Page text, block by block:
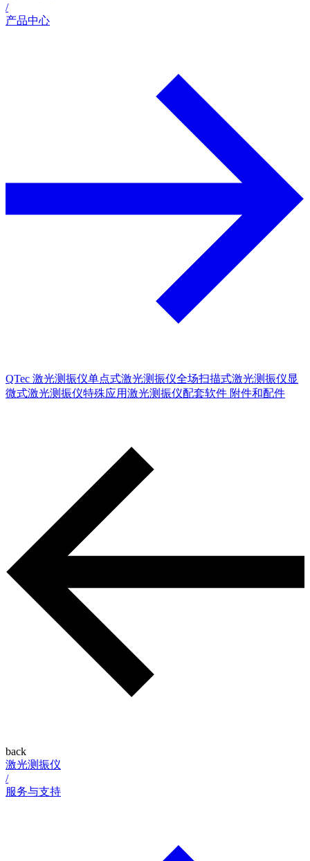
/
产品中心
QTec 激光测振仪单点式激光测振仪全场扫描式激光测振仪显
微式激光测振仪特殊应用激光测振仪配套软件 附件和配件
back
激光测振仪
/
服务与支持